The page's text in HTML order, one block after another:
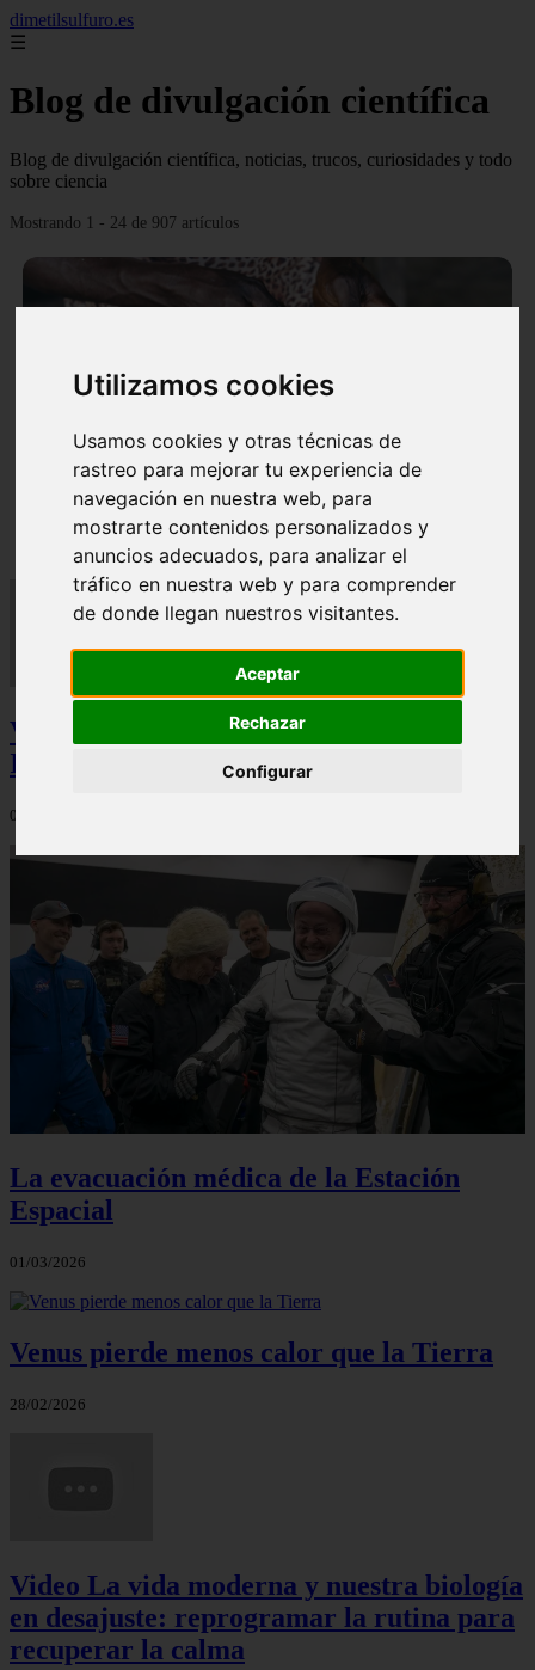
Utilizamos cookies
Usamos cookies y otras técnicas de
rastreo para mejorar tu experiencia de
navegación en nuestra web, para
mostrarte contenidos personalizados y
anuncios adecuados, para analizar el
tráfico en nuestra web y para comprender
de donde llegan nuestros visitantes.
Aceptar
Rechazar
Configurar
dimetilsulfuro.es
☰
Blog de divulgación científica
Blog de divulgación científica, noticias, trucos, curiosidades y todo
sobre ciencia
Mostrando 1 - 24 de 907 artículos
En África harán lo que parecía imposible: Utilizarán
moléculas de agua para cocinar sus alimentos
Video Advertencias desde la cúspide de la
IA: Hinton y el posible colapso social
06/03/2026
La evacuación médica de la Estación
Espacial
01/03/2026
Venus pierde menos calor que la Tierra
28/02/2026
Video La vida moderna y nuestra biología
en desajuste: reprogramar la rutina para
recuperar la calma